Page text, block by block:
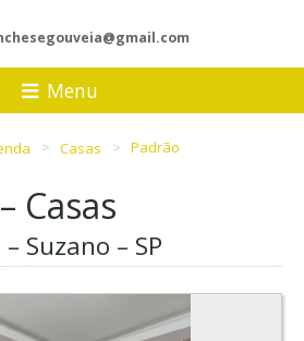
Menu
Casas Padrão
Casas
Suzano – SP